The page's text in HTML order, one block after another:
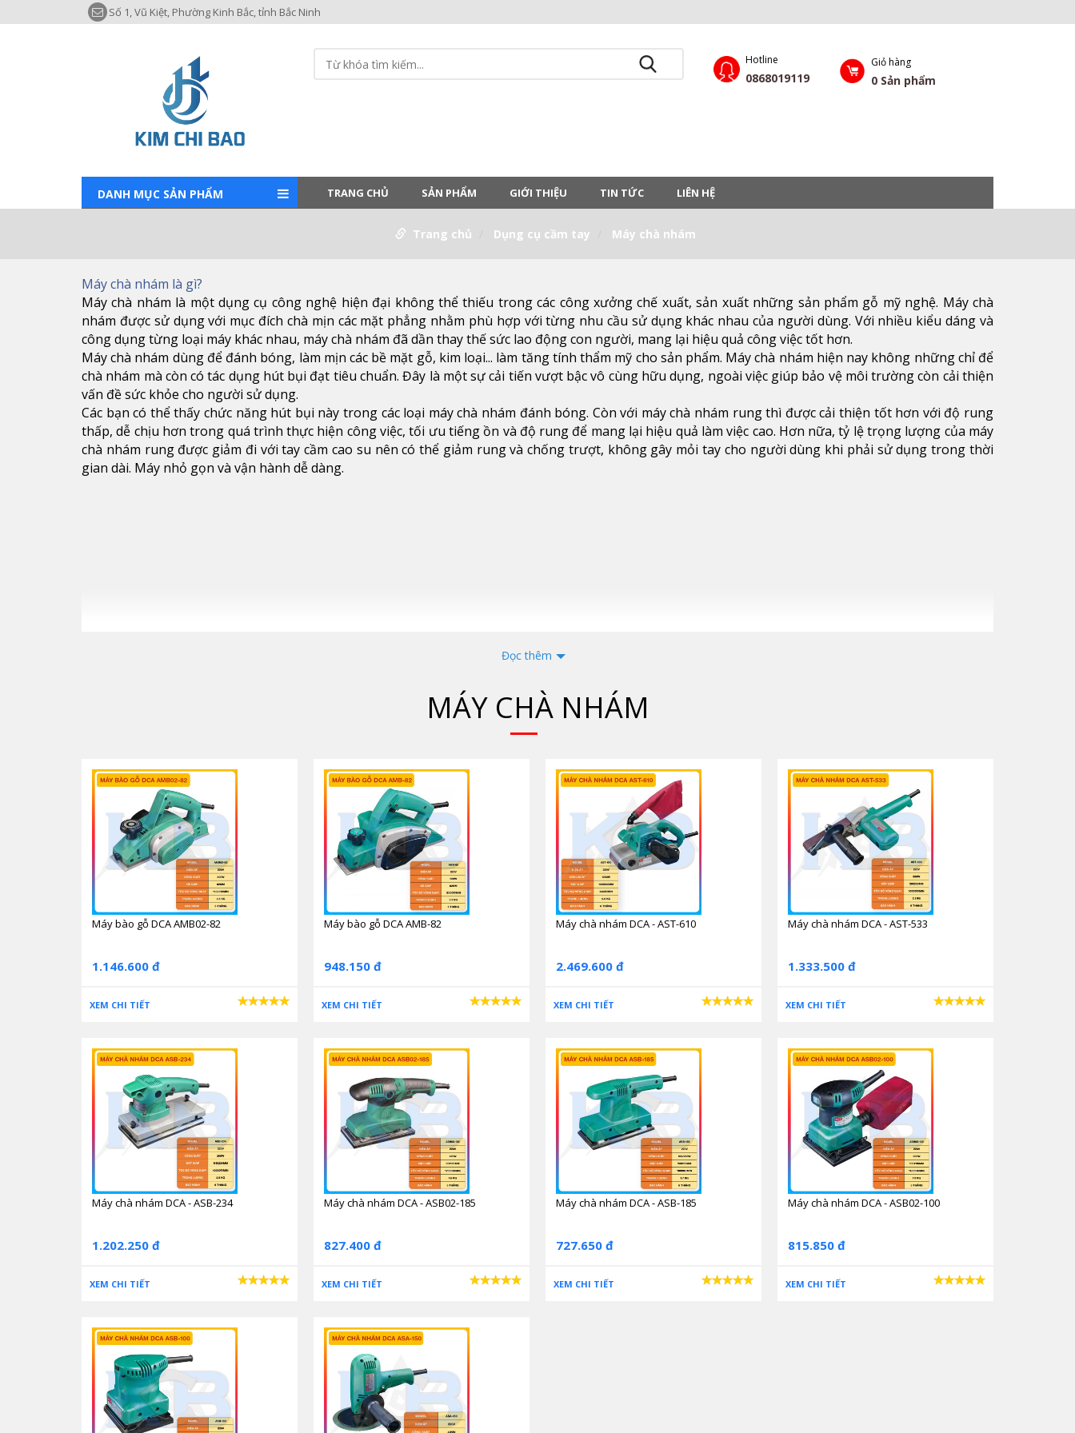
Số 1, Vũ Kiệt, Phường Kinh Bắc, tỉnh Bắc Ninh
Hotline
0868019119
Giỏ hàng
0 Sản phẩm
DANH MỤC SẢN PHẨM TRANG CHỦ SẢN PHẨM GIỚI THIỆU TIN TỨC LIÊN HỆ
Trang chủ Dụng cụ cầm tay Máy chà nhám
Máy chà nhám là gì?
Máy chà nhám là một dụng cụ công nghệ hiện đại không thể thiếu trong các công xưởng chế xuất, sản xuất những sản phẩm gỗ mỹ nghệ. Máy chà
nhám được sử dụng với mục đích chà mịn các mặt phẳng nhằm phù hợp với từng nhu cầu sử dụng khác nhau của người dùng. Với nhiều kiểu dáng và
công dụng từng loại máy khác nhau, máy chà nhám đã dần thay thế sức lao động con người, mang lại hiệu quả công việc tốt hơn.
Máy chà nhám dùng để đánh bóng, làm mịn các bề mặt gỗ, kim loại... làm tăng tính thẩm mỹ cho sản phẩm. Máy chà nhám hiện nay không những chỉ để
chà nhám mà còn có tác dụng hút bụi đạt tiêu chuẩn. Đây là một sự cải tiến vượt bậc vô cùng hữu dụng, ngoài việc giúp bảo vệ môi trường còn cải thiện
vấn đề sức khỏe cho người sử dụng.
Các bạn có thể thấy chức năng hút bụi này trong các loại máy chà nhám đánh bóng. Còn với máy chà nhám rung thì được cải thiện tốt hơn với độ rung
thấp, dễ chịu hơn trong quá trình thực hiện công việc, tối ưu tiếng ồn và độ rung để mang lại hiệu quả làm việc cao. Hơn nữa, tỷ lệ trọng lượng của máy
chà nhám rung được giảm đi với tay cầm cao su nên có thể giảm rung và chống trượt, không gây mỏi tay cho người dùng khi phải sử dụng trong thời
gian dài. Máy nhỏ gọn và vận hành dễ dàng.
Đọc thêm
MÁY CHÀ NHÁM
Máy bào gỗ DCA AMB02-82
1.146.600 đ
XEM CHI TIẾT
Máy bào gỗ DCA AMB-82
948.150 đ
XEM CHI TIẾT
Máy chà nhám DCA - AST-610
2.469.600 đ
XEM CHI TIẾT
Máy chà nhám DCA - AST-533
1.333.500 đ
XEM CHI TIẾT
Máy chà nhám DCA - ASB-234
1.202.250 đ
XEM CHI TIẾT
Máy chà nhám DCA - ASB02-185
827.400 đ
XEM CHI TIẾT
Máy chà nhám DCA - ASB-185
727.650 đ
XEM CHI TIẾT
Máy chà nhám DCA - ASB02-100
815.850 đ
XEM CHI TIẾT